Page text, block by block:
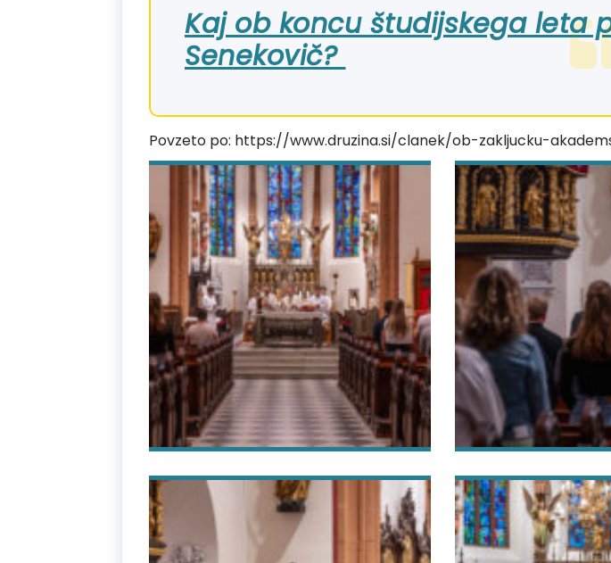
Kaj ob koncu študijskega leta
Senekovič?
Povzeto po: https://www.druzina.si/clanek/ob-zakljucku-